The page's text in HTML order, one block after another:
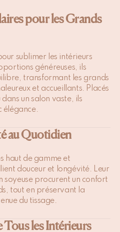
pour les Grands
sublimer les intérieurs
généreuses, ils
transformant les grands
et accueillants. Placés
un salon vaste, ils
élégance.
au Quotidien
haut de gamme et
douceur et longévité. Leur
soyeuse procurent un confort
tout en préservant la
du tissage.
Tous les Intérieurs